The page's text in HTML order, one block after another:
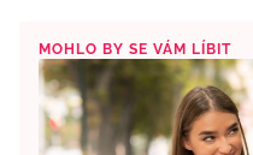
MOHLO BY SE VÁM LÍBIT